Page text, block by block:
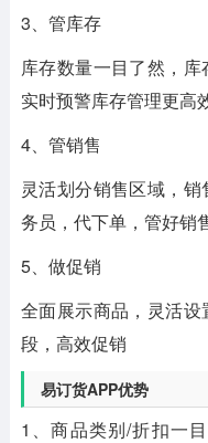
3、管库存
库存数量一目了然，
实时预警库存管理更高
4、管销售
灵活划分销售区域，
务员，代下单，管好销
5、做促销
全面展示商品，灵活
段，高效促销
易订货APP优势
1、商品类别/折扣一